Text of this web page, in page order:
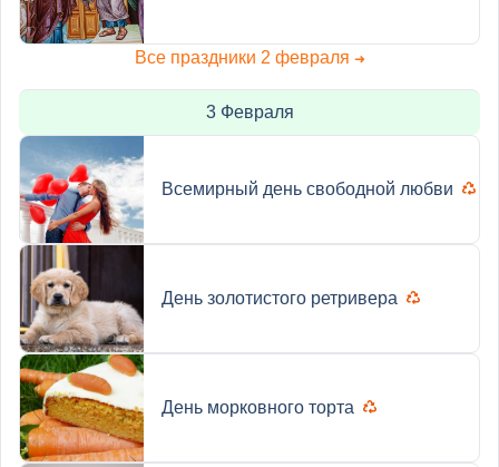
Все праздники 2 февраля ➜
3 Февраля
Всемирный день свободной любви
День золотистого ретривера
День морковного торта